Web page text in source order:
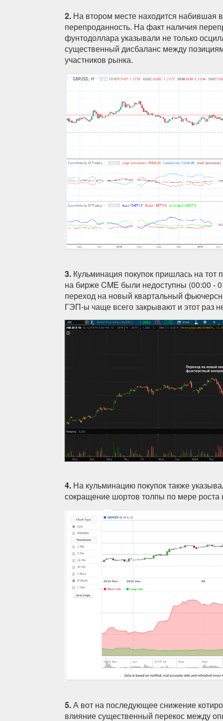
2. На втором месте находится набившая
перепроданность. На факт наличия
фунтодоллара указывали не только
существенный дисбаланс между
участников рынка.
3. Кульминация покупок пришлась на тот
на бирже CME были недоступны (00:00 -
переход на новый квартальный
ГЭП-ы чаще всего закрывают и этот раз
4. На кульминацию покупок также
сокращение шортов толпы по мере роста
5.А вот на последующее снижение
влияние существенный перекос между